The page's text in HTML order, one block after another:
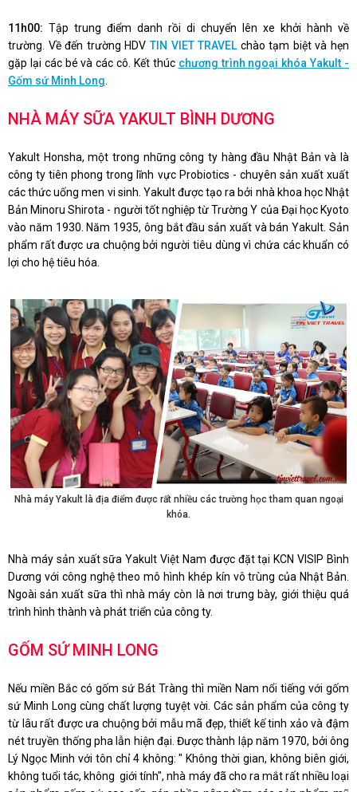
11h00: Tập trung điểm danh rồi di chuyển lên xe khởi hành về
trường. Về đến trường HDVTIN VIET TRAVEL chào tạm biệt và hẹn
gặp lại các bé và các cô. Kết thúc chương trình ngoại khóa Yakult -
Gốm sứ Minh Long
NHÀ MÁY SỮA YAKULT BÌNH DƯƠNG
Yakult Honsha, một trong những công ty hàng đầu Nhật Bản và là
công ty tiên phong trong lĩnh vực Probiotics - chuyên sản xuất xuất
các thức uống men vi sinh. Yakult được tạo ra bởi nhà khoa học Nhật
Bản Minoru Shirota - người tốt nghiệp từ Trường Y của Đại học Kyoto
vào năm 1930. Năm 1935, ông bắt đầu sản xuất và bán Yakult. Sản
phẩm rất được ưa chuộng bởi người tiêu dùng vì chứa các khuẩn có
lợi cho hệ tiêu hóa.
Nhà máy Yakult là địa điểm được rất nhiều các trường học tham quan ngoại
khóa.
Nhà máy sản xuất sữa Yakult Việt Nam được đặt tại KCN VISIP Bình
Dương với công nghệ theo mô hình khép kín vô trùng của Nhật Bản.
Ngoài sản xuất sữa thì nhà máy còn là nơi trưng bày, giới thiệu quá
trình hình thành và phát triển của công ty.
GỐM SỨ MINH LONG
Nếu miền Bắc có gốm sứ Bát Tràng thì miền Nam nổi tiếng với gốm
sứ Minh Long cùng chất lượng tuyệt vời. Các sản phẩm của công ty
từ lâu rất được ưa chuộng bởi mẫu mã đẹp, thiết kế tinh xảo và đậm
nét truyền thống pha lẫn hiện đại. Được thành lập năm 1970, bởi ông
Lý Ngọc Minh với tôn chỉ 4 không: " Không thời gian, không biên giới,
không tuổi tác, không giới tính", nhà máy đã cho ra mắt rất nhiều loại